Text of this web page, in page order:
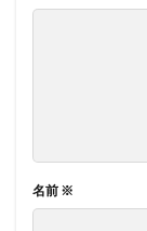
名前 ※